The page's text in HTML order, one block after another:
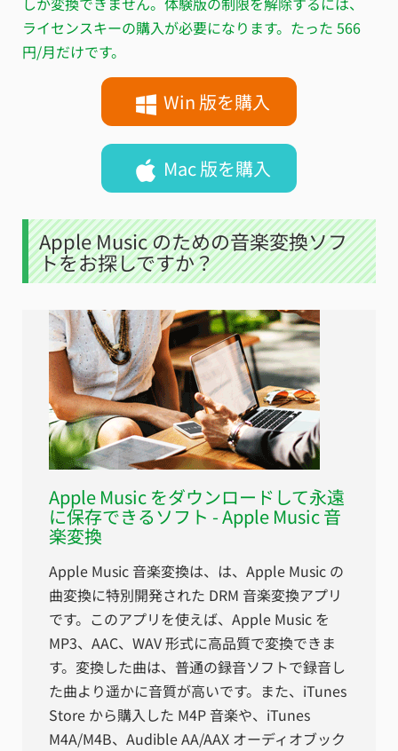
ライセンスキーの購入が必要になります。たった 566
円/月だけです。
Win 版を購入
Mac 版を購入
Apple Music のための音楽変換ソフ
トをお探しですか？
Apple Music をダウンロードして永遠
に保存できるソフト - Apple Music 音
楽変換
Apple Music 音楽変換は、は、Apple Music の
曲変換に特別開発された DRM 音楽変換アプリ
です。このアプリを使えば、Apple Music を
MP3、AAC、WAV 形式に高品質で変換できま
す。変換した曲は、普通の録音ソフトで録音し
た曲より遥かに音質が高いです。また、iTunes
Store から購入した M4P 音楽や、iTunes
M4A/M4B、Audible AA/AAX オーディオブック